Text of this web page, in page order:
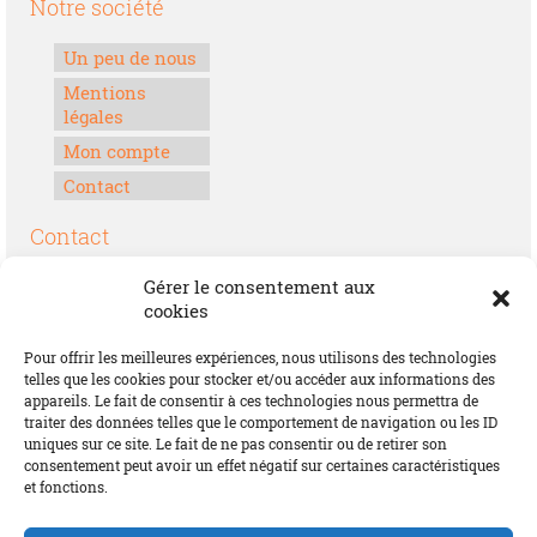
Gérer le consentement aux
cookies
Pour offrir les meilleures expériences, nous utilisons des technologies
telles que les cookies pour stocker et/ou accéder aux informations des
appareils. Le fait de consentir à ces technologies nous permettra de
traiter des données telles que le comportement de navigation ou les ID
uniques sur ce site. Le fait de ne pas consentir ou de retirer son
consentement peut avoir un effet négatif sur certaines caractéristiques
et fonctions.
Notre société
Un peu de nous
Mentions
légales
Mon compte
Contact
Contact
Boulevard Félix Houphouët-Boigny
contact@offrirdubonheur.com
Blog